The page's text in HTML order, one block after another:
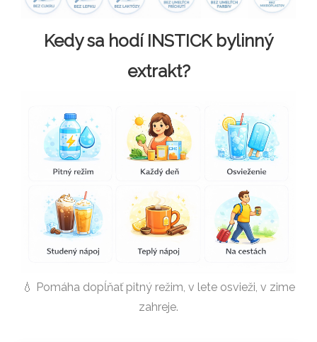
Kedy sa hodí INSTICK bylinný
extrakt?
💧 Pomáha dopĺňať pitný režim, v lete osvieži, v zime
zahreje.